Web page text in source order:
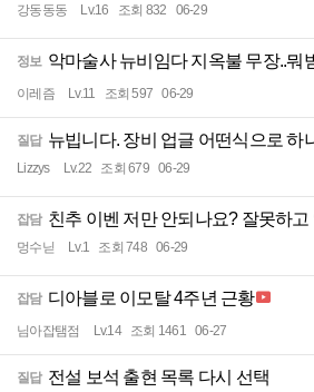
강동동동 Lv.16 조회 832 06-29
정보 악마술사 뉴비임다 지옥불 무장..뭐
이레즘 Lv.11 조회 597 06-29
질답 뉴빕니다. 장비 업글 어떤식으로 하
Lizzys Lv.22 조회 679 06-29
잡담 친추 이벤 저만 안되나요? 잘못하고
멍수닏 Lv.1 조회 748 06-29
잡담 디아블로 이모탈 4주년 근황
님아잡탬점 Lv.14 조회 1461 06-27
질답 전설 보석 출현 목록 다시 선택